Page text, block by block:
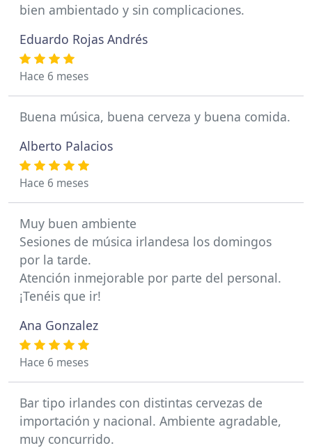
bien ambientado y sin complicaciones.
Eduardo Rojas Andrés
Hace 6 meses
Buena música, buena cerveza y buena comida.
Alberto Palacios
Hace 6 meses
Muy buen ambiente
Sesiones de música irlandesa los domingos
por la tarde.
Atención inmejorable por parte del personal.
¡Tenéis que ir!
Ana Gonzalez
Hace 6 meses
Bar tipo irlandes con distintas cervezas de
importación y nacional. Ambiente agradable,
muy concurrido.